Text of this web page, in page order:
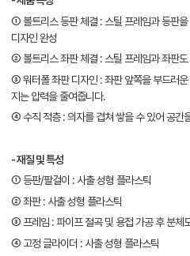
① 볼트리스 등판 체결 : 스틸 프레임과 등판
디자인 완성
② 볼트리스 좌판 체결 : 스틸 프레임과 좌판
③ 워터폴 좌판 디자인 : 좌판 앞쪽을 부드러
지는 압력을 줄여줍니다.
④ 수직 적층 : 의자를 겹쳐 쌓을 수 있어 공간
- 재질 및 특성
① 등판/팔걸이 : 사출 성형 플라스틱
② 좌판 : 사출 성형 플라스틱
③ 프레임 : 파이프 절곡 및 용접 가공 후 분체
④ 고정 글라이더 : 사출 성형 플라스틱